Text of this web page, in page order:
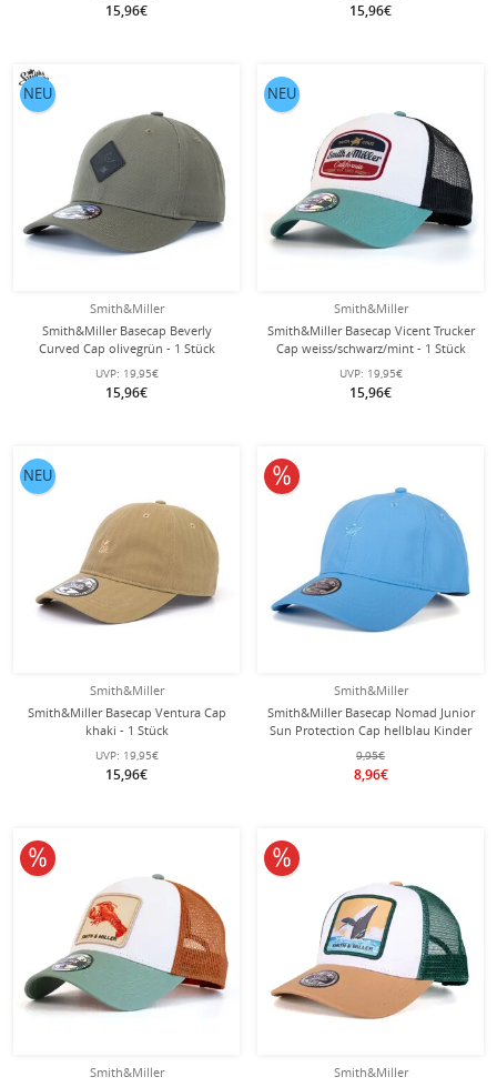
15,96€ 15,96€
Smith&Miller
Smith&Miller Basecap Beverly
Curved Cap olivegrün - 1 Stück
UVP: 19,95€
15,96€
NEU
Smith&Miller
Smith&Miller Basecap Vicent Trucker
Cap weiss/schwarz/mint - 1 Stück
UVP: 19,95€
15,96€
NEU
Smith&Miller
Smith&Miller Basecap Ventura Cap
khaki - 1 Stück
UVP: 19,95€
15,96€
NEU
Smith&Miller
Smith&Miller Basecap Nomad Junior
Sun Protection Cap hellblau Kinder
- 1 Stück
9,95€
8,96€
10% reduziert
Smith&Miller
10% reduziert
Smith&Miller
10% reduziert